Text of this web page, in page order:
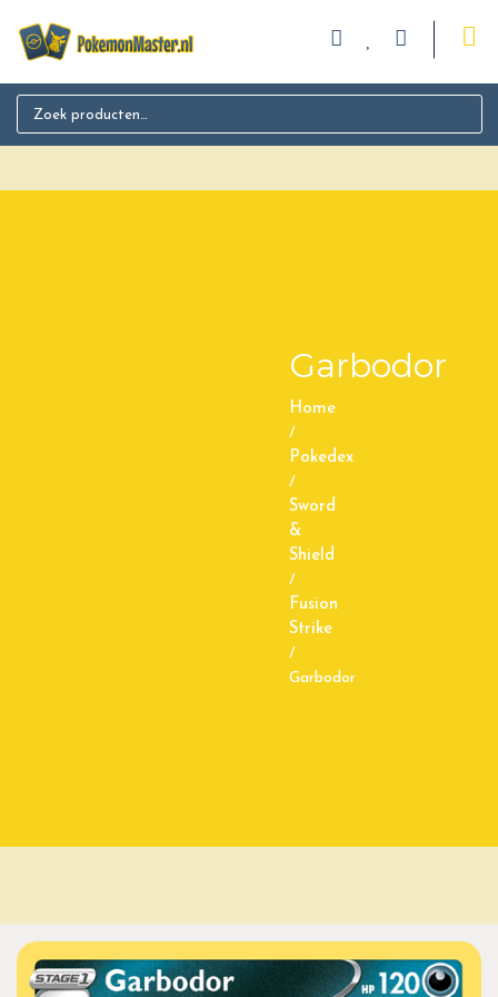
Search for:
Garbodor
Home
/
Pokedex
/
Sword
&
Shield
/
Fusion
Strike
/
Garbodor